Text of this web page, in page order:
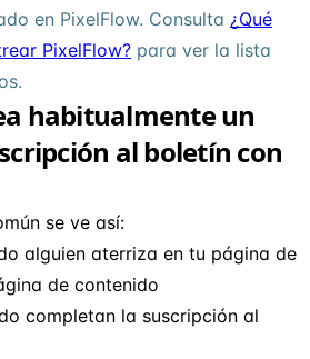
en PixelFlow. Consulta ¿Qué
PixelFlow? para ver la lista
habitualmente un
al boletín con
se ve así:
alguien aterriza en tu página de
de contenido
completan la suscripción al